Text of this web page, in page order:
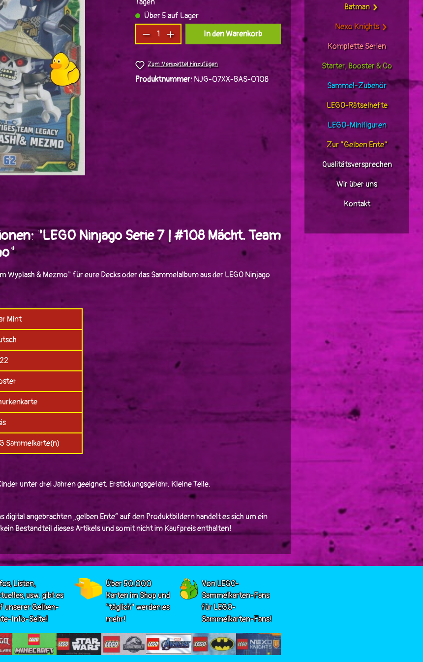
Batman
Nexo Knights
Komplette Serien
Starter, Booster & Co
Sammel-Zubehör
LEGO-Rätselhefte
LEGO-Minifiguren
Zur "Gelben Ente"
Qualitätsversprechen
Wir über uns
Kontakt
Tagen
Über 5 auf Lager
Produkt Anzahl: Gib den gewünschten Wert ein oder
In den Warenkorb
Zum Merkzettel hinzufügen
Produktnummer: NJG-07XX-BAS-0108
"LEGO Ninjago Serie 7 | #108 Mächt. Team
Wyplash & Mezmo" für eure Decks oder das Sammelalbum aus der LEGO Ninjago
Mint
Sammelkarte(n)
unter drei Jahren geeignet. Erstickungsgefahr. Kleine Teile.
digital angebrachten „gelben Ente“ auf den Produktbildern handelt es sich um ein
Bestandteil dieses Artikels und somit nicht im Kaufpreis enthalten!
Listen,
usw. gibt es
unserer Gelben-
Info-Seite!
Über 50.000
Karten im Shop und
"täglich" werden es
mehr!
Von LEGO-
Sammelkarten-Fans
für LEGO-
Sammelkarten-Fans!